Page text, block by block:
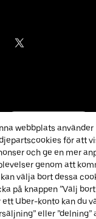
Inc.
webbplats använder
för att
och ge en mer
genom att
kan välja bort dessa
på knappen ”Välj
ett Uber-konto kan du
eller